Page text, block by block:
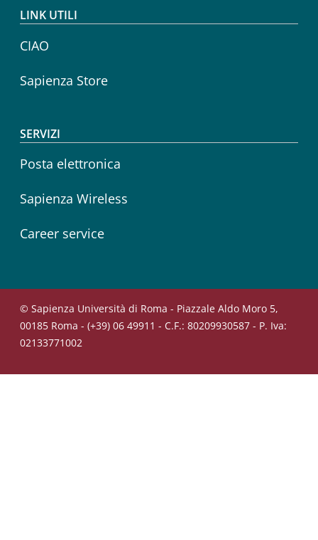
LINK UTILI
CIAO
Sapienza Store
SERVIZI
Posta elettronica
Sapienza Wireless
Career service
© Sapienza Università di Roma - Piazzale Aldo Moro 5,
00185 Roma - (+39) 06 49911 - C.F.: 80209930587 - P. Iva:
02133771002